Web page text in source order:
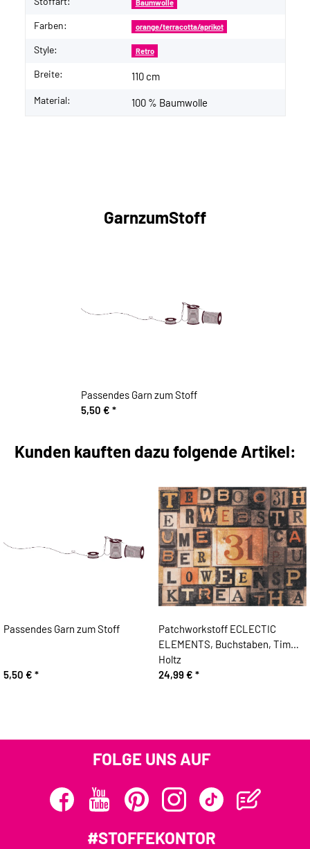
Baumwolle
Farben: orange/terracotta/aprikot
Style: Retro
Breite: 110 cm
Material: 100 % Baumwolle
GarnzumStoff
Passendes Garn zum Stoff
5,50 € *
Kunden kauften dazu folgende Artikel:
Passendes Garn zum Stoff
5,50 € *
Patchworkstoff ECLECTIC
ELEMENTS, Buchstaben, Tim
Holtz
24,99 € *
FOLGE UNS AUF
#STOFFEKONTOR